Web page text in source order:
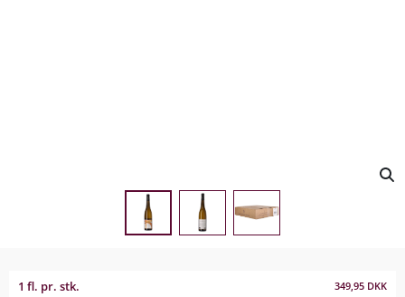
1 fl. pr. stk. 349,95 DKK